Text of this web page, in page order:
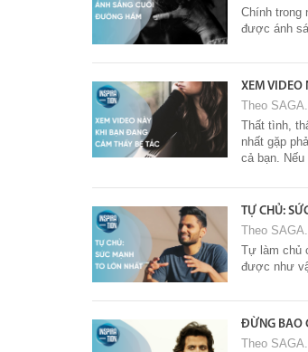
Chính trong
được ánh
XEM VIDEO
Theo
Thất tình,
nhất gặp
cả bạn.
TỰ CHỦ:
Theo
Tự làm chủ
được như
ĐỪNG BAO
Theo